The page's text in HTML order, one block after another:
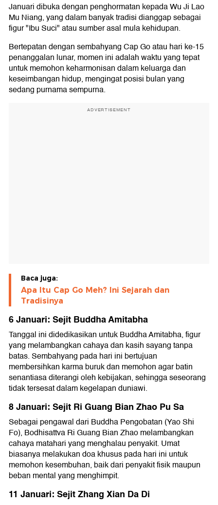
Januari dibuka dengan penghormatan kepada Wu Ji Lao
Mu Niang, yang dalam banyak tradisi dianggap sebagai
figur "Ibu Suci" atau sumber asal mula kehidupan.
Bertepatan dengan sembahyang Cap Go atau hari ke-15
penanggalan lunar, momen ini adalah waktu yang tepat
untuk memohon keharmonisan dalam keluarga dan
keseimbangan hidup, mengingat posisi bulan yang
sedang purnama sempurna.
ADVERTISEMENT
Baca juga:
Apa Itu Cap Go Meh? Ini Sejarah dan
Tradisinya
6 Januari: Sejit Buddha Amitabha
Tanggal ini didedikasikan untuk Buddha Amitabha, figur
yang melambangkan cahaya dan kasih sayang tanpa
batas. Sembahyang pada hari ini bertujuan
membersihkan karma buruk dan memohon agar batin
senantiasa diterangi oleh kebijakan, sehingga seseorang
tidak tersesat dalam kegelapan duniawi.
8 Januari: Sejit Ri Guang Bian Zhao Pu Sa
Sebagai pengawal dari Buddha Pengobatan (Yao Shi
Fo), Bodhisattva Ri Guang Bian Zhao melambangkan
cahaya matahari yang menghalau penyakit. Umat
biasanya melakukan doa khusus pada hari ini untuk
memohon kesembuhan, baik dari penyakit fisik maupun
beban mental yang menghimpit.
11 Januari: Sejit Zhang Xian Da Di